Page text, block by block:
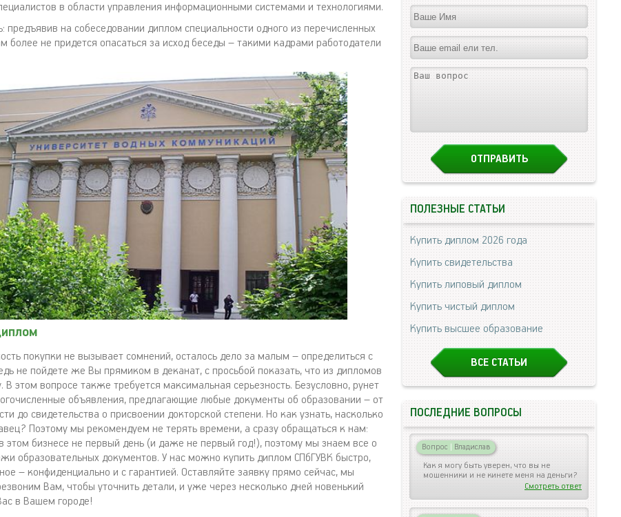
в области управления информационными системами и технологиями.
предъявив на собеседовании диплом специальности одного из перечисленных
более не придется опасаться за исход беседы – такими кадрами работодатели
покупки не вызывает сомнений, осталось дело за малым – определиться с
не пойдете же Вы прямиком в деканат, с просьбой показать, что из дипломов
В этом вопросе также требуется максимальная серьезность. Безусловно, рунет
объявления, предлагающие любые документы об образовании – от
до свидетельства о присвоении докторской степени. Но как узнать, насколько
Поэтому мы рекомендуем не терять времени, а сразу обращаться к нам:
этом бизнесе не первый день (и даже не первый год!), поэтому мы знаем все о
образовательных документов. У нас можно купить диплом СПбГУВК быстро,
– конфиденциально и с гарантией. Оставляйте заявку прямо сейчас, мы
Вам, чтобы уточнить детали, и уже через несколько дней новенький
в Вашем городе!
ПОЛЕЗНЫЕ СТАТЬИ
Купить диплом 2026 года
Купить свидетельства
Купить липовый диплом
Купить чистый диплом
Купить высшее образование
ВСЕ СТАТЬИ
ПОСЛЕДНИЕ ВОПРОСЫ
Вопрос | Владислав
Как я могу быть уверен, что вы не
мошенники и не кинете меня на деньги?
Смотреть ответ